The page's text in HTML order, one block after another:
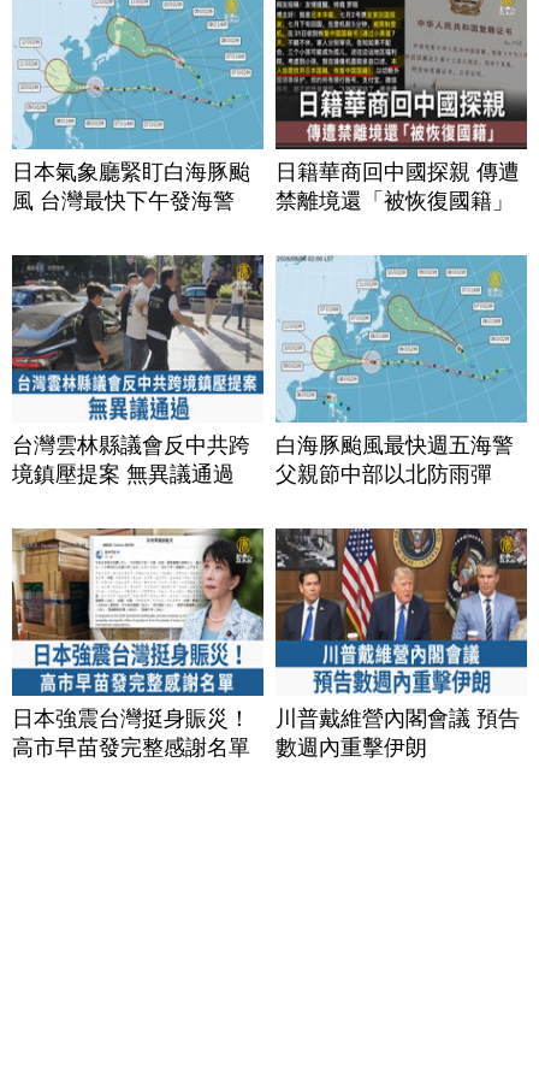
日本氣象廳緊盯白海豚颱
風 台灣最快下午發海警
日籍華商回中國探親 傳遭
禁離境還「被恢復國籍」
台灣雲林縣議會反中共跨
境鎮壓提案 無異議通過
白海豚颱風最快週五海警
父親節中部以北防雨彈
日本強震台灣挺身賑災！
高市早苗發完整感謝名單
川普戴維營內閣會議 預告
數週內重擊伊朗